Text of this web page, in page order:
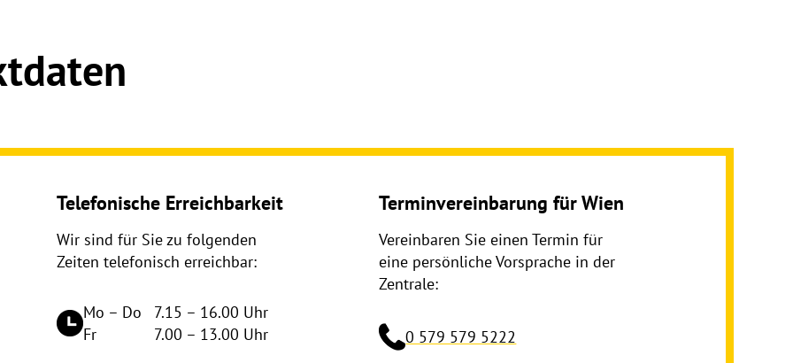
Telefonische Erreichbarkeit
Wir sind für Sie zu folgenden
Zeiten telefonisch erreichbar:
Mo – Do
7.15 – 16.00 Uhr
Fr
7.00 – 13.00 Uhr
Terminvereinbarung für Wien
Vereinbaren Sie einen Termin für
eine persönliche Vorsprache in der
Zentrale:
0 579 579 5222